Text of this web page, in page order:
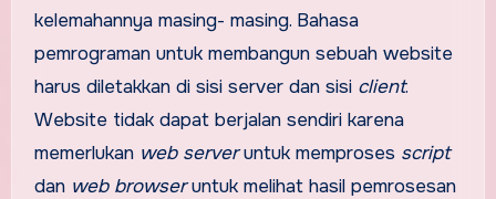
kelemahannya masing- masing. Bahasa
pemrograman untuk membangun sebuah website
harus diletakkan di sisi server dan sisi client.
Website tidak dapat berjalan sendiri karena
memerlukan web serveruntuk memproses script
dan web browseruntuk melihat hasil pemrosesan